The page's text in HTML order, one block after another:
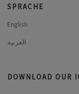
SPRACHE
English
العربية
DOWNLOAD OUR